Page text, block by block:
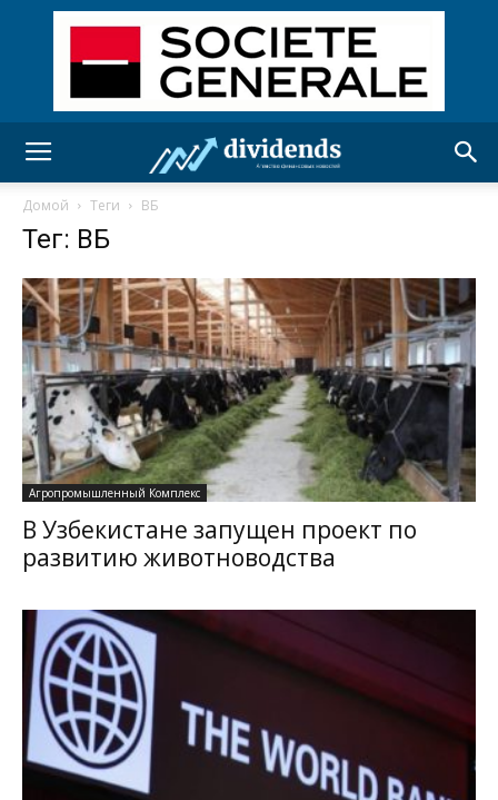
Домой Теги ВБ
Тег: ВБ
Агропромышленный Комплекс
В Узбекистане запущен проект по
развитию животноводства